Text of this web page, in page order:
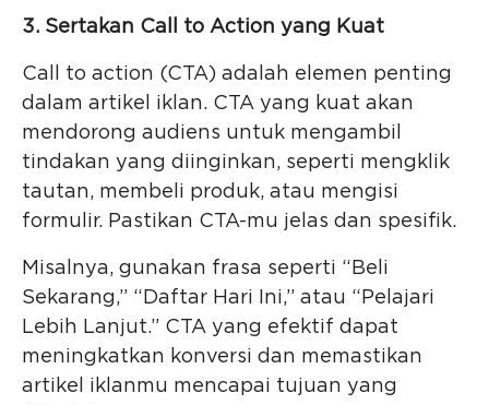
3. Sertakan Call to Action yang Kuat
Call to action (CTA) adalah elemen penting
dalam artikel iklan. CTA yang kuat akan
mendorong audiens untuk mengambil
tindakan yang diinginkan, seperti mengklik
tautan, membeli produk, atau mengisi
formulir. Pastikan CTA-mu jelas dan spesifik.
Misalnya, gunakan frasa seperti “Beli
Sekarang,” “Daftar Hari Ini,” atau “Pelajari
Lebih Lanjut.” CTA yang efektif dapat
meningkatkan konversi dan memastikan
artikel iklanmu mencapai tujuan yang